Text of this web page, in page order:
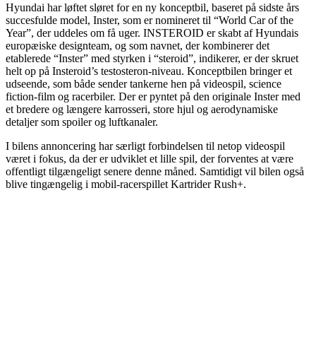
Hyundai har løftet sløret for en ny konceptbil, baseret på sidste års
succesfulde model, Inster, som er nomineret til “World Car of the
Year”, der uddeles om få uger. INSTEROID er skabt af Hyundais
europæiske designteam, og som navnet, der kombinerer det
etablerede “Inster” med styrken i “steroid”, indikerer, er der skruet
helt op på Insteroid’s testosteron-niveau. Konceptbilen bringer et
udseende, som både sender tankerne hen på videospil, science
fiction-film og racerbiler. Der er pyntet på den originale Inster med
et bredere og længere karrosseri, store hjul og aerodynamiske
detaljer som spoiler og luftkanaler.
I bilens annoncering har særligt forbindelsen til netop videospil
været i fokus, da der er udviklet et lille spil, der forventes at være
offentligt tilgængeligt senere denne måned. Samtidigt vil bilen også
blive tingængelig i mobil-racerspillet Kartrider Rush+.